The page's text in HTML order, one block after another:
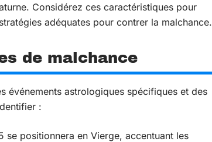
Considérez ces caractéristiques pour
adéquates pour contrer la malchance.
de malchance
événements astrologiques spécifiques et des
:
se positionnera en Vierge, accentuant les